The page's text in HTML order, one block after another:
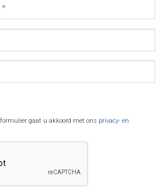
gaat u akkoord met ons privacy- en